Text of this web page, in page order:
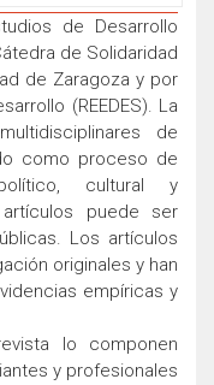
de Desarrollo
de Solidaridad
de Zaragoza y por
(REEDES). La
de
como proceso de
cultural y
puede ser
Los artículos
originales y han
empíricas y
lo componen
y profesionales